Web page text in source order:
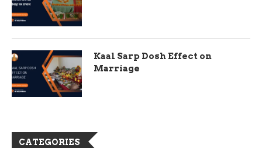
Kaal Sarp Dosh Effect on
Marriage
CATEGORIES